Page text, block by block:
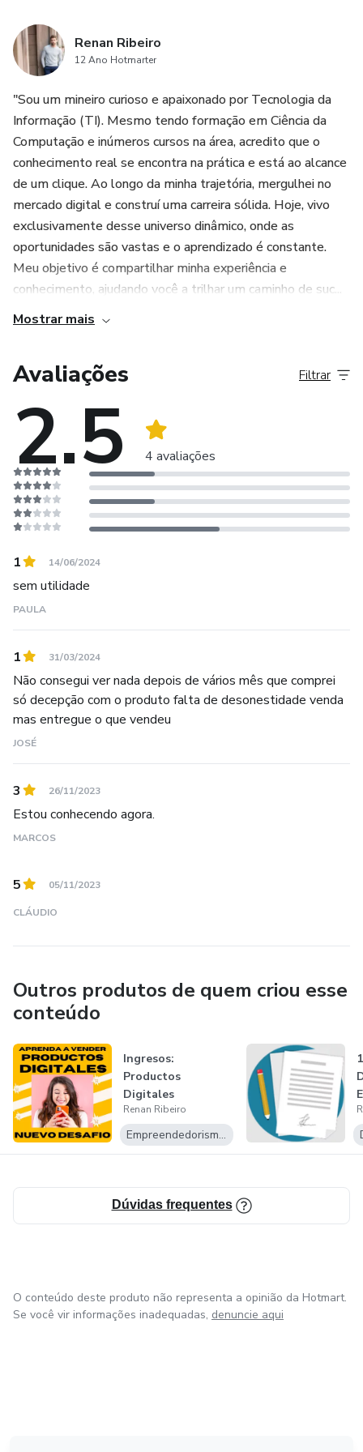
essa ferramenta revolucionária e elevar a tua prática jurídica
a um novo patamar.
Renan Ribeiro
12 Ano Hotmarter
"Sou um mineiro curioso e apaixonado por Tecnologia da
Informação (TI). Mesmo tendo formação em Ciência da
Computação e inúmeros cursos na área, acredito que o
conhecimento real se encontra na prática e está ao alcance
de um clique. Ao longo da minha trajetória, mergulhei no
mercado digital e construí uma carreira sólida. Hoje, vivo
exclusivamente desse universo dinâmico, onde as
oportunidades são vastas e o aprendizado é constante.
Meu objetivo é compartilhar minha experiência e
conhecimento, ajudando você a trilhar um caminho de suc...
Mostrar mais
Avaliações
2.5 4 avaliações
Filtrar
1 14/06/2024
sem utilidade
PAULA
1 31/03/2024
Não consegui ver nada depois de vários mês que comprei
só decepção com o produto falta de desonestidade venda
mas entregue o que vendeu
JOSÉ
3 26/11/2023
Estou conhecendo agora.
MARCOS
5 05/11/2023
CLÁUDIO
Outros produtos de quem criou esse
conteúdo
Ingresos:
Productos
Digitales
Renan Ribeiro
Empreendedorismo Digital
Dúvidas frequentes
O conteúdo deste produto não representa a opinião da Hotmart.
Se você vir informações inadequadas, denuncie aqui